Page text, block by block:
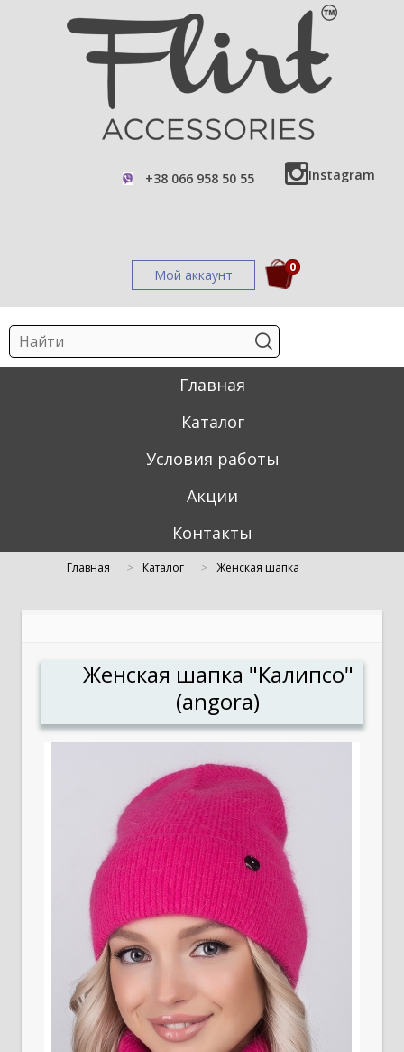
Мой аккаунт
+38 066 958 50 55 Instagram
0
Главная
Каталог
Условия работы
Акции
Контакты
Главная Каталог Женская шапка
Женская шапка "Калипсо"
(angora)